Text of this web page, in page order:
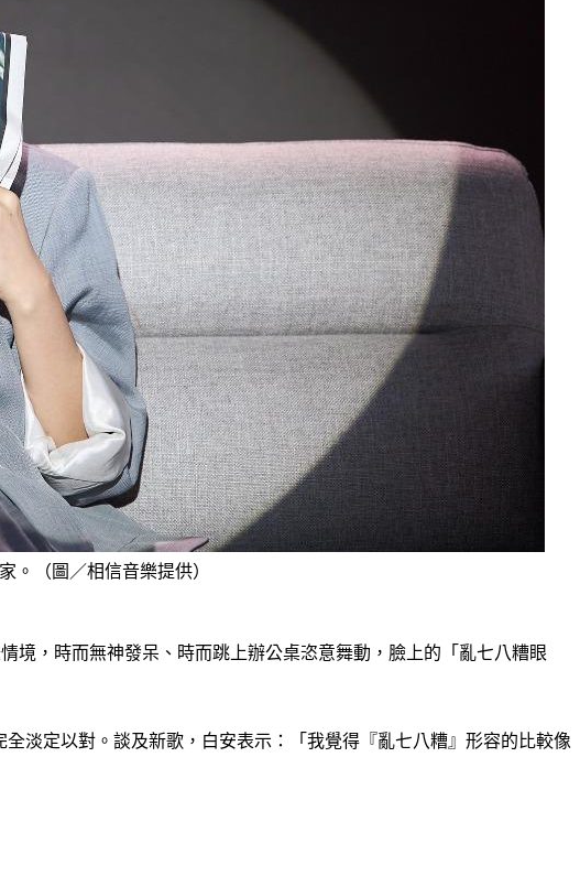
。（圖／相信音樂提供）
境，時而無神發呆、時而跳上辦公桌恣意舞動，臉上的「亂七八糟眼
淡定以對。談及新歌，白安表示：「我覺得『亂七八糟』形容的比較像